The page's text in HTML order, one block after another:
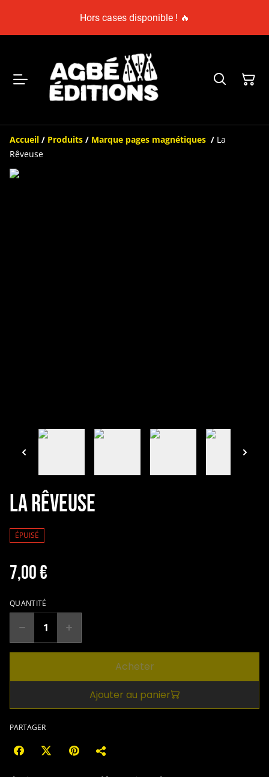
Hors cases disponible ! 🔥
Accueil / Produits / Marque pages magnétiques / La
Rêveuse
La Rêveuse
ÉPUISÉ
7,00 €
QUANTITÉ
Acheter
Ajouter au panier
PARTAGER